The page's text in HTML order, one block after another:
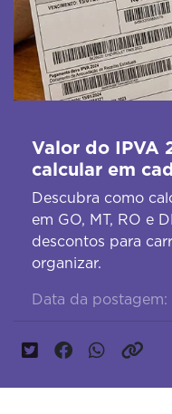
Valor do IPVA
calcular em
Descubra como
em GO, MT, RO e
descontos para
organizar.
Data da